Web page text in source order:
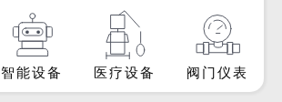
智能设备 医疗设备 阀门仪表